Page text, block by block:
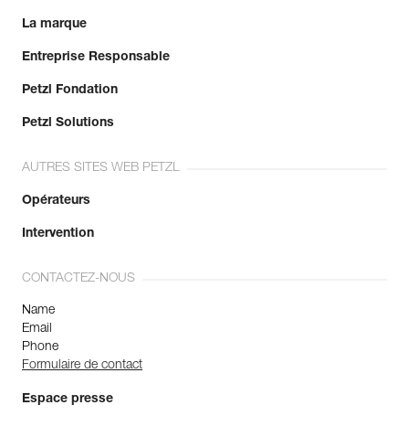
La marque
Entreprise Responsable
Petzl Fondation
Petzl Solutions
AUTRES SITES WEB PETZL
Opérateurs
Intervention
CONTACTEZ-NOUS
Name
Email
Phone
Formulaire de contact
Espace presse